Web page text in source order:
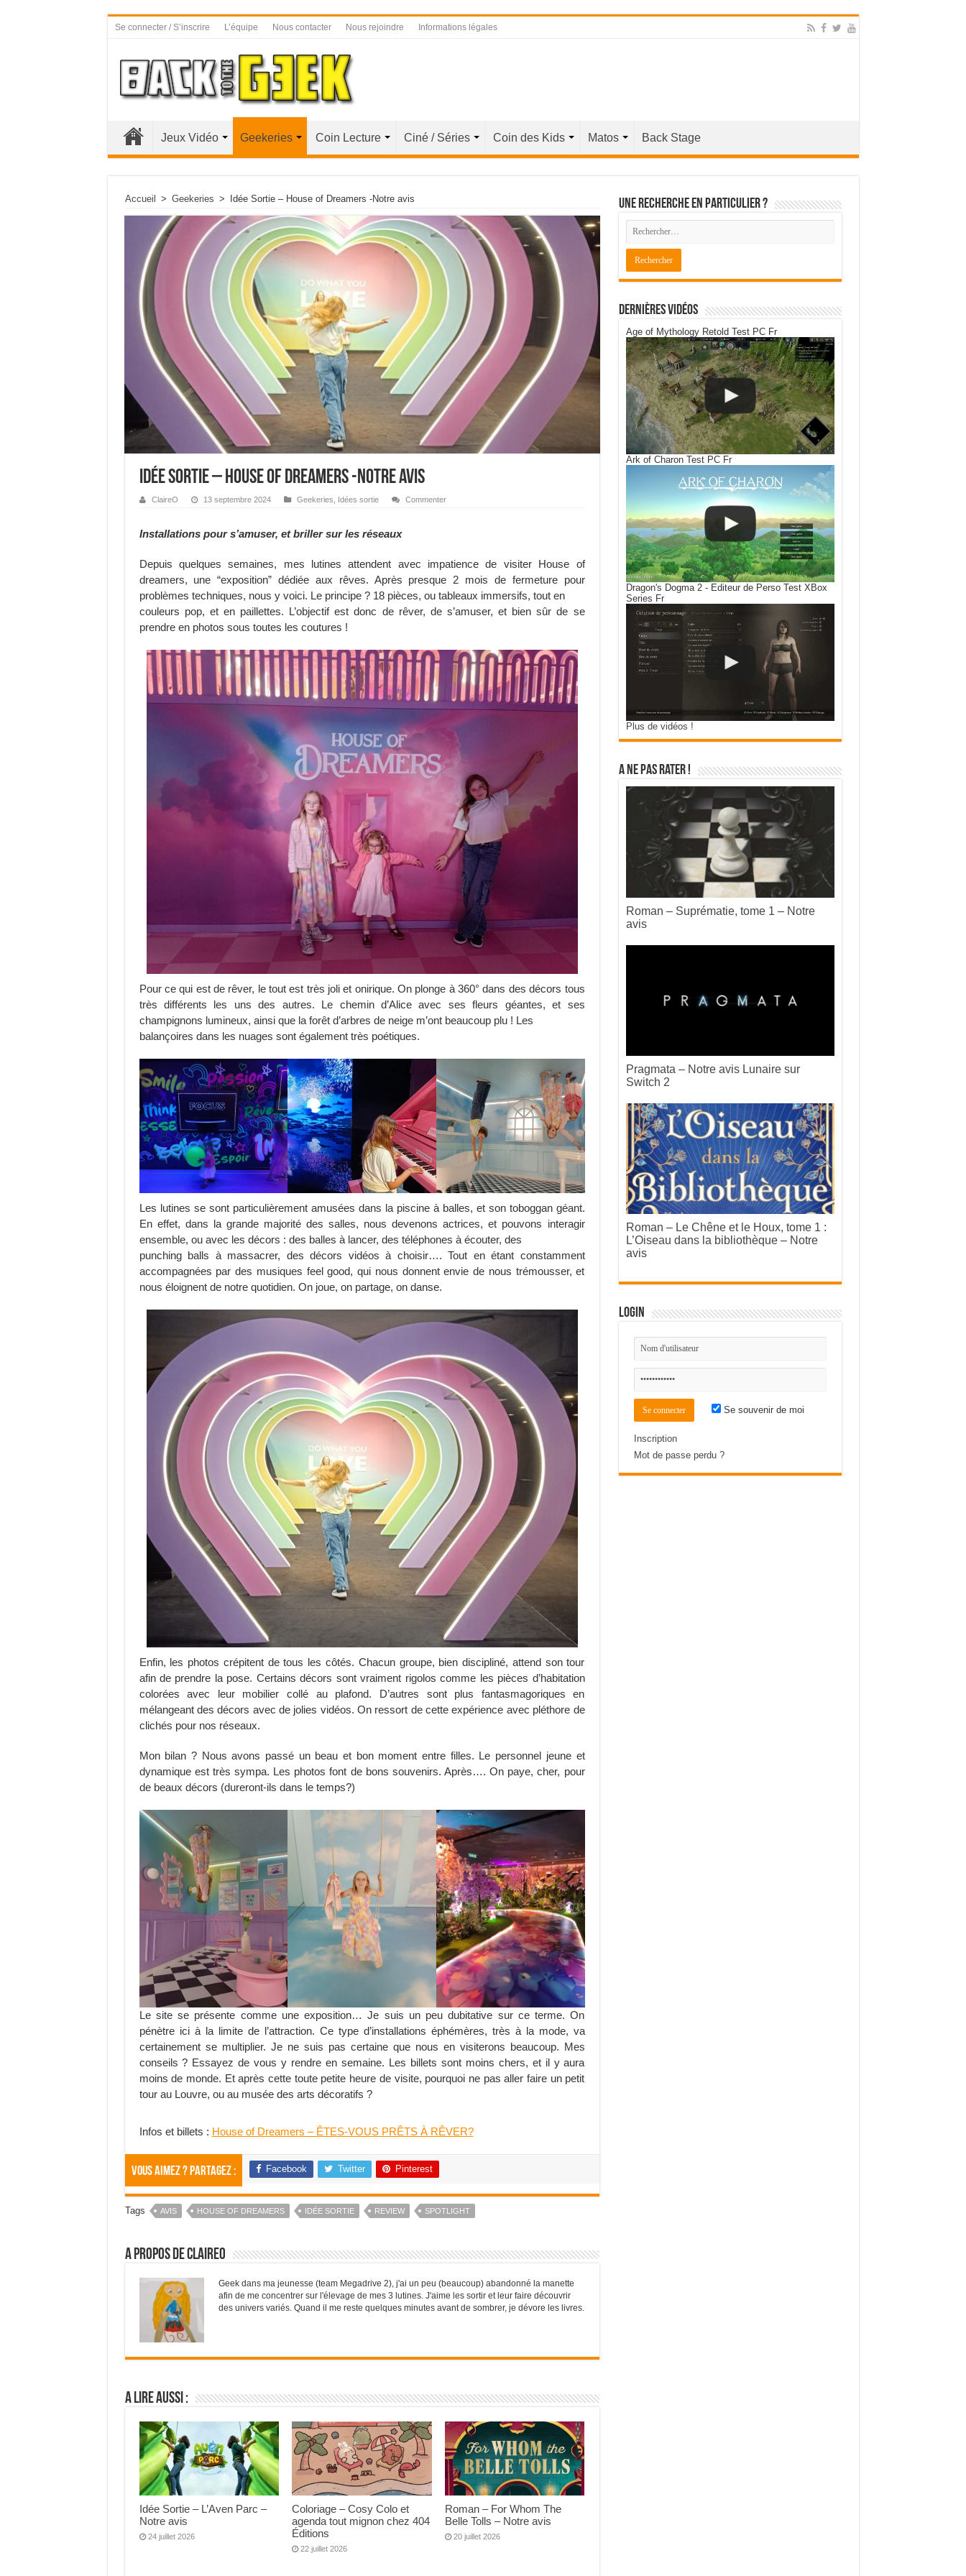
Se connecter / S’inscrire L’équipe Nous contacter Nous rejoindre Informations légales
Jeux Vidéo Geekeries Coin Lecture Ciné / Séries Coin des Kids Matos Back Stage
Accueil > Geekeries > Idée Sortie – House of Dreamers -Notre avis
Idée Sortie – House of Dreamers -Notre avis
ClaireO 13 septembre 2024 Geekeries Idées sortie Commenter
Installations pour s’amuser, et briller sur les réseaux
Depuis quelques semaines, mes lutines attendent avec impatience de visiter House of
dreamers, une “exposition” dédiée aux rêves. Après presque 2 mois de fermeture pour
problèmes techniques, nous y voici. Le principe ? 18 pièces, ou tableaux immersifs, tout en
couleurs pop, et en paillettes. L’objectif est donc de rêver, de s’amuser, et bien sûr de se
prendre en photos sous toutes les coutures !
Pour ce qui est de rêver, le tout est très joli et onirique. On plonge à 360° dans des décors tous
très différents les uns des autres. Le chemin d’Alice avec ses fleurs géantes, et ses
champignons lumineux, ainsi que la forêt d’arbres de neige m’ont beaucoup plu ! Les
balançoires dans les nuages sont également très poétiques.
Les lutines se sont particulièrement amusées dans la piscine à balles, et son toboggan géant.
En effet, dans la grande majorité des salles, nous devenons actrices, et pouvons interagir
ensemble, ou avec les décors : des balles à lancer, des téléphones à écouter, des
punching balls à massacrer, des décors vidéos à choisir…. Tout en étant constamment
accompagnées par des musiques feel good, qui nous donnent envie de nous trémousser, et
nous éloignent de notre quotidien. On joue, on partage, on danse.
Enfin, les photos crépitent de tous les côtés. Chacun groupe, bien discipliné, attend son tour
afin de prendre la pose. Certains décors sont vraiment rigolos comme les pièces d’habitation
colorées avec leur mobilier collé au plafond. D’autres sont plus fantasmagoriques en
mélangeant des décors avec de jolies vidéos. On ressort de cette expérience avec pléthore de
clichés pour nos réseaux.
Mon bilan ? Nous avons passé un beau et bon moment entre filles. Le personnel jeune et
dynamique est très sympa. Les photos font de bons souvenirs. Après…. On paye, cher, pour
de beaux décors (dureront-ils dans le temps?)
Le site se présente comme une exposition… Je suis un peu dubitative sur ce terme. On
pénètre ici à la limite de l’attraction. Ce type d’installations éphémères, très à la mode, va
certainement se multiplier. Je ne suis pas certaine que nous en visiterons beaucoup. Mes
conseils ? Essayez de vous y rendre en semaine. Les billets sont moins chers, et il y aura
moins de monde. Et après cette toute petite heure de visite, pourquoi ne pas aller faire un petit
tour au Louvre, ou au musée des arts décoratifs ?
Infos et billets : House of Dreamers – ÊTES-VOUS PRÊTS À RÊVER?
Vous aimez ? Partagez : Facebook Twitter Pinterest
Tags AVIS HOUSE OF DREAMERS IDÉE SORTIE REVIEW SPOTLIGHT
A propos de ClaireO
Geek dans ma jeunesse (team Megadrive 2), j'ai un peu (beaucoup) abandonné la manette
afin de me concentrer sur l'élevage de mes 3 lutines. J'aime les sortir et leur faire découvrir
des univers variés. Quand il me reste quelques minutes avant de sombrer, je dévore les livres.
A lire aussi :
Idée Sortie – L’Aven Parc –
Notre avis
24 juillet 2026
Coloriage – Cosy Colo et
agenda tout mignon chez 404
Éditions
22 juillet 2026
Roman – For Whom The
Belle Tolls – Notre avis
20 juillet 2026
Une recherche en particulier ?
Dernières Vidéos
Age of Mythology Retold Test PC Fr
Ark of Charon Test PC Fr
Dragon's Dogma 2 - Editeur de Perso Test XBox
Series Fr
Plus de vidéos !
A ne pas rater !
Roman – Suprématie, tome 1 – Notre
avis
Pragmata – Notre avis Lunaire sur
Switch 2
Roman – Le Chêne et le Houx, tome 1 :
L’Oiseau dans la bibliothèque – Notre
avis
Login
Se souvenir de moi
Inscription
Mot de passe perdu ?